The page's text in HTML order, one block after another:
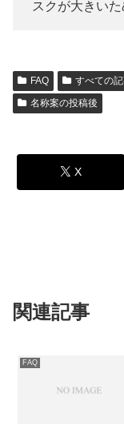
スクが大きい
FAQ すべての
名称案の投稿後
X
関連記事
FAQ